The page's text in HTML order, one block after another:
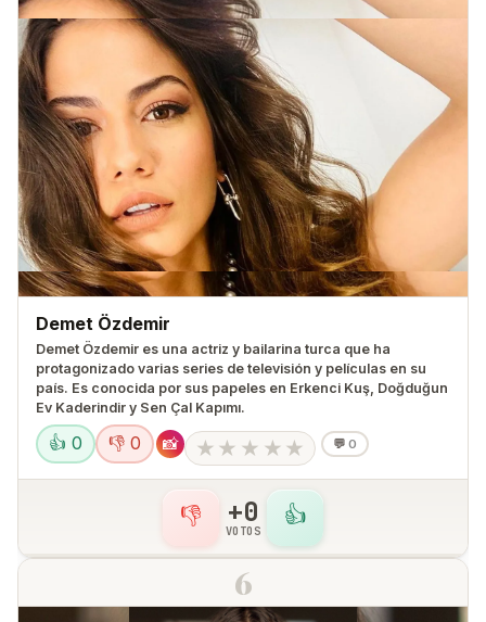
Demet Özdemir
Demet Özdemir es una actriz y bailarina turca que ha
protagonizado varias series de televisión y películas en su
país. Es conocida por sus papeles en Erkenci Kuş, Doğduğun
Ev Kaderindir y Sen Çal Kapımı.
👍 0 👎 0 📸 ★ ★ ★ ★ ★ 💬 0
👍
+0
VOTOS
👎
6